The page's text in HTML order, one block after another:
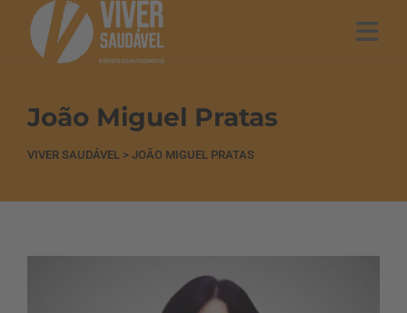
João Miguel Pratas
VIVER SAUDÁVEL > JOÃO MIGUEL PRATAS